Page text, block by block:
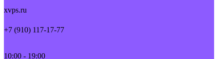
xvps.ru
+7 (910) 117-17-77
10:00 - 19:00